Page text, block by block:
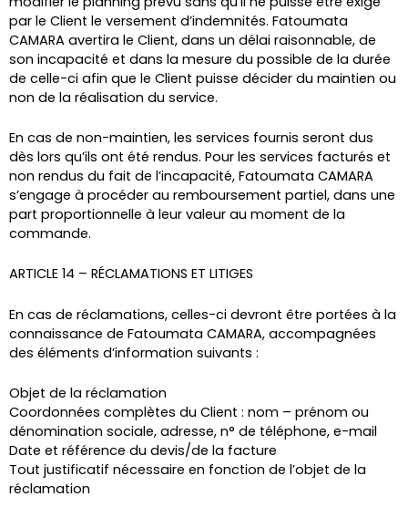
par le Client le versement d’indemnités. Fatoumata
CAMARA avertira le Client, dans un délai raisonnable, de
son incapacité et dans la mesure du possible de la durée
de celle-ci afin que le Client puisse décider du maintien ou
non de la réalisation du service.
En cas de non-maintien, les services fournis seront dus
dès lors qu’ils ont été rendus. Pour les services facturés et
non rendus du fait de l’incapacité, Fatoumata CAMARA
s’engage à procéder au remboursement partiel, dans une
part proportionnelle à leur valeur au moment de la
commande.
ARTICLE 14 – RÉCLAMATIONS ET LITIGES
En cas de réclamations, celles-ci devront être portées à la
connaissance de Fatoumata CAMARA, accompagnées
des éléments d’information suivants :
Objet de la réclamation
Coordonnées complètes du Client : nom – prénom ou
dénomination sociale, adresse, n° de téléphone, e-mail
Date et référence du devis/de la facture
Tout justificatif nécessaire en fonction de l’objet de la
réclamation